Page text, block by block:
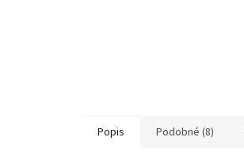
Popis Podobné (8)